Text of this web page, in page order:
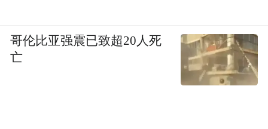
哥伦比亚强震已致超20人死
亡